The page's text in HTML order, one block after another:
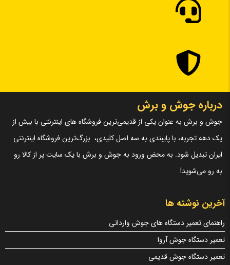
ذخیره نام، ایمیل و وبسایت من در مرورگر برای زمانی که دوباره
× پنج =
رسمی و عاری از لحن تند، تمسخرو توهین باشد.
از ارسال لینک‌های سایت‌های دیگر و ارایه‌ی اطلاعات شخصی خودتان
مثل شماره تماس، ایمیل و آی‌دی شبکه‌های اجتماعی پرهیز کنید.
در نظر داشته باشید هدف نهایی از ارائه‌ی نظر درباره‌ی کالا ارائه‌ی
اطلاعات مشخص و دقیق برای راهنمایی سایر کاربران در فرآیند خرید
با توجه به ساختار بخش نظرات، از پرسیدن سوال یا درخواست
راهنمایی در این بخش خودداری کرده و سوالات خود را در بخش
«پرسش و پاسخ» مطرح کنید.
درباره جوش و برش
جوش و برش به عنوان یکی از قدیمی‌ترین فروشگاه های اینترنتی با بیش از
یک دهه تجربه، با پایبندی به سه اصل کلیدی، بزرگ‌ترین فروشگاه اینترنتی
ایران تبدیل شود. به محض ورود به جوش و برش با یک سایت پر از کالا رو
به رو می‌شوید!
آخرین نوشته ها
راهنمای تعمیر دستگاه های جوش وارداتی
تعمیر دستگاه جوش آروا
تعمیر دستگاه جوش قدیمی